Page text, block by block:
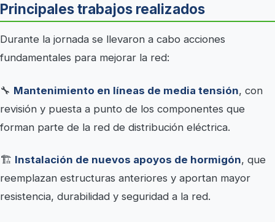
Principales trabajos realizados
Durante la jornada se llevaron a cabo acciones
fundamentales para mejorar la red:
🔧 Mantenimiento en líneas de media tensión, con
revisión y puesta a punto de los componentes que
forman parte de la red de distribución eléctrica.
🏗️ Instalación de nuevos apoyos de hormigón, que
reemplazan estructuras anteriores y aportan mayor
resistencia, durabilidad y seguridad a la red.